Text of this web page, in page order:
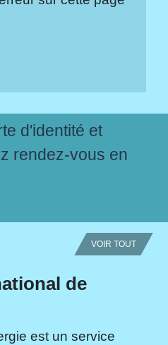
d'identité et
rendez-vous en
VOIR TOUT
de
est un service